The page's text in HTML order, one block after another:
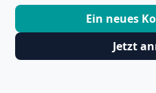
Ein neues
Jetzt